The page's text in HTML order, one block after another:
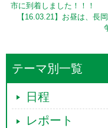
市に到着しました！！！
【16.03.21】お昼は、長
テーマ別一覧
日程
レポート